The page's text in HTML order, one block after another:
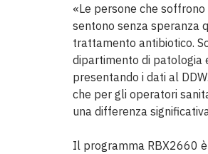
«Le persone che
sentono senza speranza
trattamento antibiotico.
dipartimento di patologia
presentando i dati al
che per gli operatori
una differenza
Il programma RBX2660